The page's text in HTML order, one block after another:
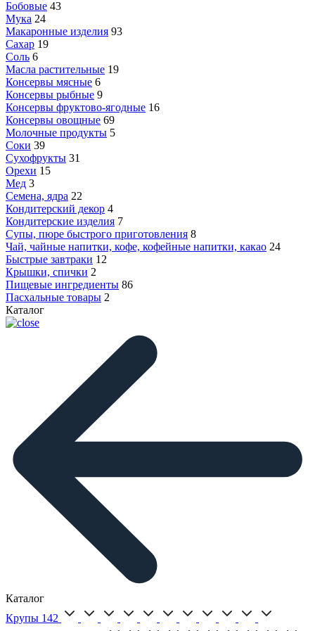
Бобовые 43
Мука 24
Макаронные изделия 93
Сахар 19
Соль 6
Масла растительные 19
Консервы мясные 6
Консервы рыбные 9
Консервы фруктово-ягодные 16
Консервы овощные 69
Молочные продукты 5
Соки 39
Сухофрукты 31
Орехи 15
Мед 3
Семена, ядра 22
Кондитерский декор 4
Кондитерские изделия 7
Супы, пюре быстрого приготовления 8
Чай, чайные напитки, кофе, кофейные напитки, какао 24
Быстрые завтраки 12
Крышки, спички 2
Пищевые ингредиенты 86
Пасхальные товары 2
Каталог
Каталог
Крупы 142